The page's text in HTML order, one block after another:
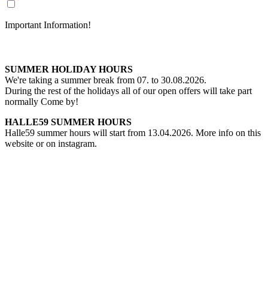
Important Information!
SUMMER HOLIDAY HOURS
We're taking a summer break from 07. to 30.08.2026.
During the rest of the holidays all of our open offers will take part
normally Come by!
HALLE59 SUMMER HOURS
Halle59 summer hours will start from 13.04.2026. More info on this
website or on instagram.